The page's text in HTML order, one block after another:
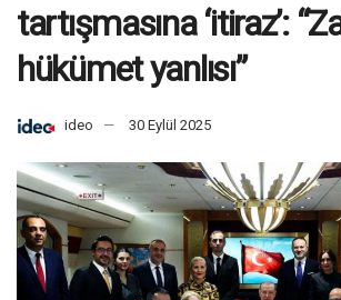
tartışmasına ‘itiraz’:
hükümet yanlısı”
ideo 30 Eylül 2025